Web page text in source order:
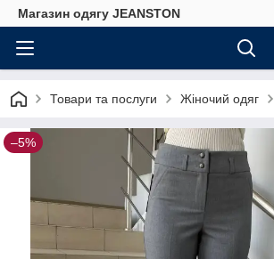
Магазин одягу JEANSTON
Товари та послуги Жіночий одяг
–5%